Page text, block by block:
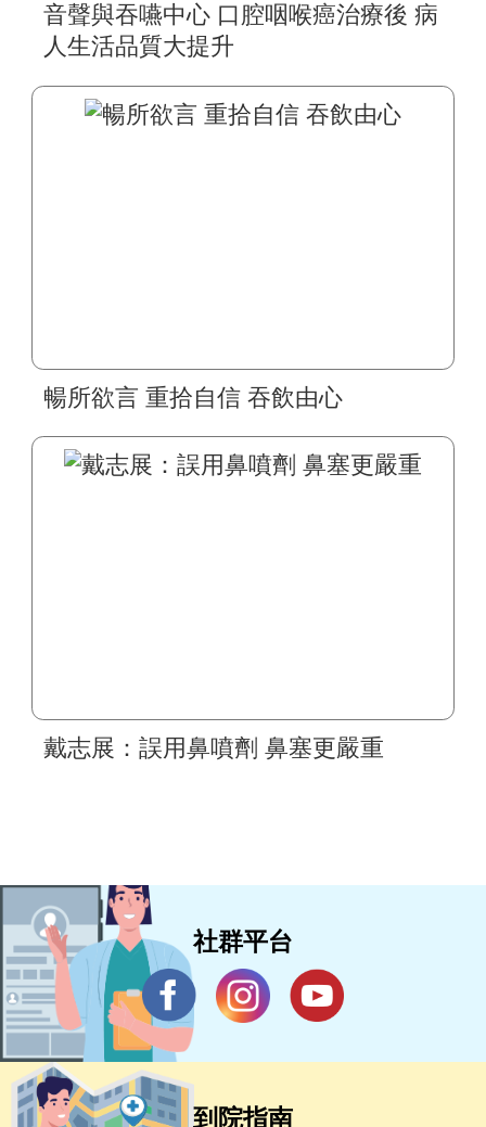
音聲與吞嚥中心 口腔咽喉癌治療後 病
人生活品質大提升
暢所欲言 重拾自信 吞飲由心
戴志展：誤用鼻噴劑 鼻塞更嚴重
社群平台
到院指南